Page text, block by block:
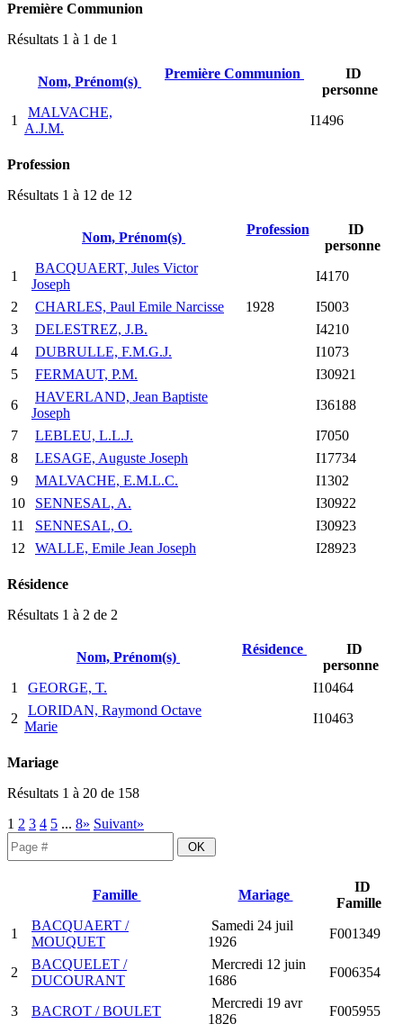
Première Communion
Résultats 1 à 1 de 1
Nom, Prénom(s)
Première Communion
ID
personne
1
MALVACHE,
A.J.M.
I1496
Profession
Résultats 1 à 12 de 12
Nom, Prénom(s)
Profession
ID
personne
1
BACQUAERT, Jules Victor
Joseph
I4170
2
CHARLES, Paul Emile Narcisse 1928
I5003
3
DELESTREZ, J.B.
I4210
4
DUBRULLE, F.M.G.J.
I1073
5
FERMAUT, P.M.
I30921
6
HAVERLAND, Jean Baptiste
Joseph
I36188
7
LEBLEU, L.L.J.
I7050
8
LESAGE, Auguste Joseph
I17734
9
MALVACHE, E.M.L.C.
I1302
10
SENNESAL, A.
I30922
11
SENNESAL, O.
I30923
12
WALLE, Emile Jean Joseph I28923
Résidence
Résultats 1 à 2 de 2
Nom, Prénom(s)
Résidence
ID
personne
1
GEORGE, T.
I10464
2
LORIDAN, Raymond Octave
Marie
I10463
Mariage
Résultats 1 à 20 de 158
1 2 3 4 5 ... 8» Suivant»
Famille Mariage
ID
Famille
1
BACQUAERT /
MOUQUET
Samedi 24 juil
1926
F001349
2
BACQUELET /
DUCOURANT
Mercredi 12 juin
1686
F006354
3 BACROT / BOULET
Mercredi 19 avr
1826
F005955